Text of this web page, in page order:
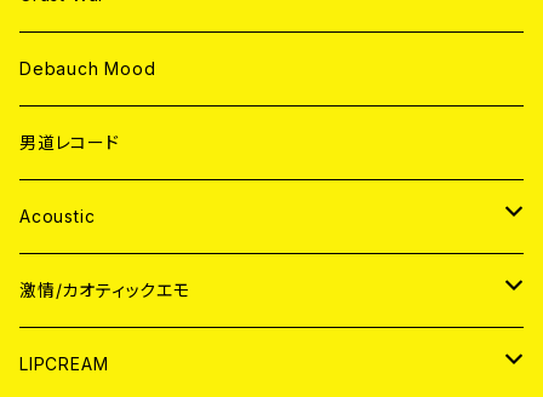
Debauch Mood
男道レコード
Acoustic
JAPAN
CD
WORLD
激情/カオティックエモ
JAPAN
LIPCREAM